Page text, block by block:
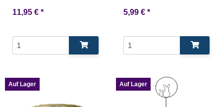
11,95 € * 5,99 € *
Auf Lager Auf Lager